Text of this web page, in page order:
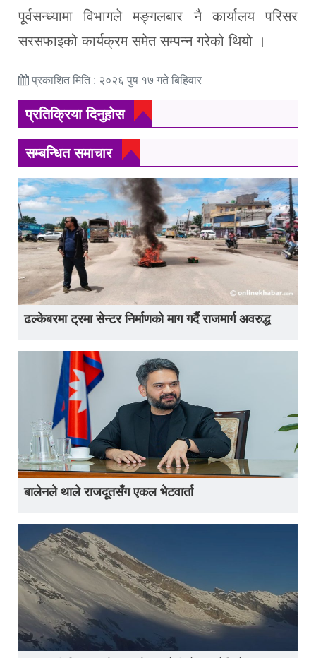
पूर्वसन्ध्यामा विभागले मङ्गलबार नै कार्यालय परिसर
सरसफाइको कार्यक्रम समेत सम्पन्न गरेको थियो ।
प्रकाशित मिति : २०२६ पुष १७ गते बिहिवार
प्रतिक्रिया दिनुहोस
सम्बन्धित समाचार
ढल्केबरमा ट्रमा सेन्टर निर्माणको माग गर्दै राजमार्ग अवरुद्ध
बालेनले थाले राजदूतसँग एकल भेटवार्ता